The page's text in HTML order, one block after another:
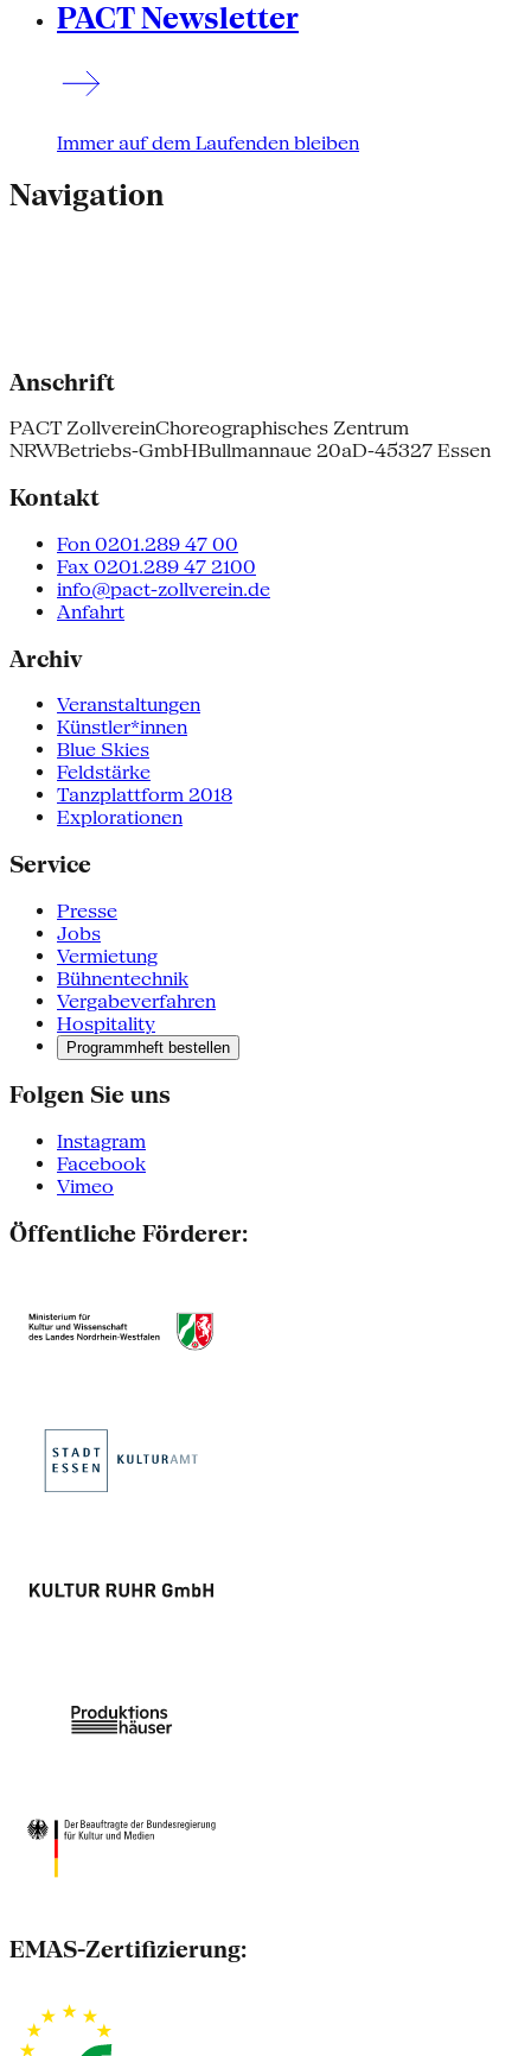
PACT Newsletter
Immer auf dem Laufenden bleiben
Navigation
Anschrift
PACT ZollvereinChoreographisches Zentrum
NRWBetriebs-GmbHBullmannaue 20aD-45327 Essen
Kontakt
Fon 0201.289 47 00
Fax 0201.289 47 2100
info@pact-zollverein.de
Anfahrt
Archiv
Veranstaltungen
Künstler*innen
Blue Skies
Feldstärke
Tanzplattform 2018
Explorationen
Service
Presse
Jobs
Vermietung
Bühnentechnik
Vergabeverfahren
Hospitality
Programmheft bestellen
Folgen Sie uns
Instagram
Facebook
Vimeo
Öffentliche Förderer:
EMAS-Zertifizierung: